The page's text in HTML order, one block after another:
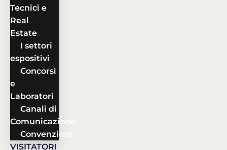
Tecnici e
Real
Estate
I settori
espositivi
Concorsi
e
Laboratori
Canali di
Comunicazione
Convenzioni
VISITATORI